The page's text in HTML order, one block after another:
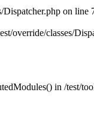
on line
override/classes/
in /test/